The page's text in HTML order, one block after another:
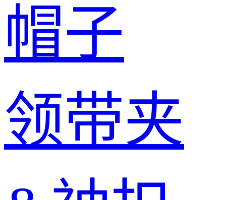
帽子
领带夹